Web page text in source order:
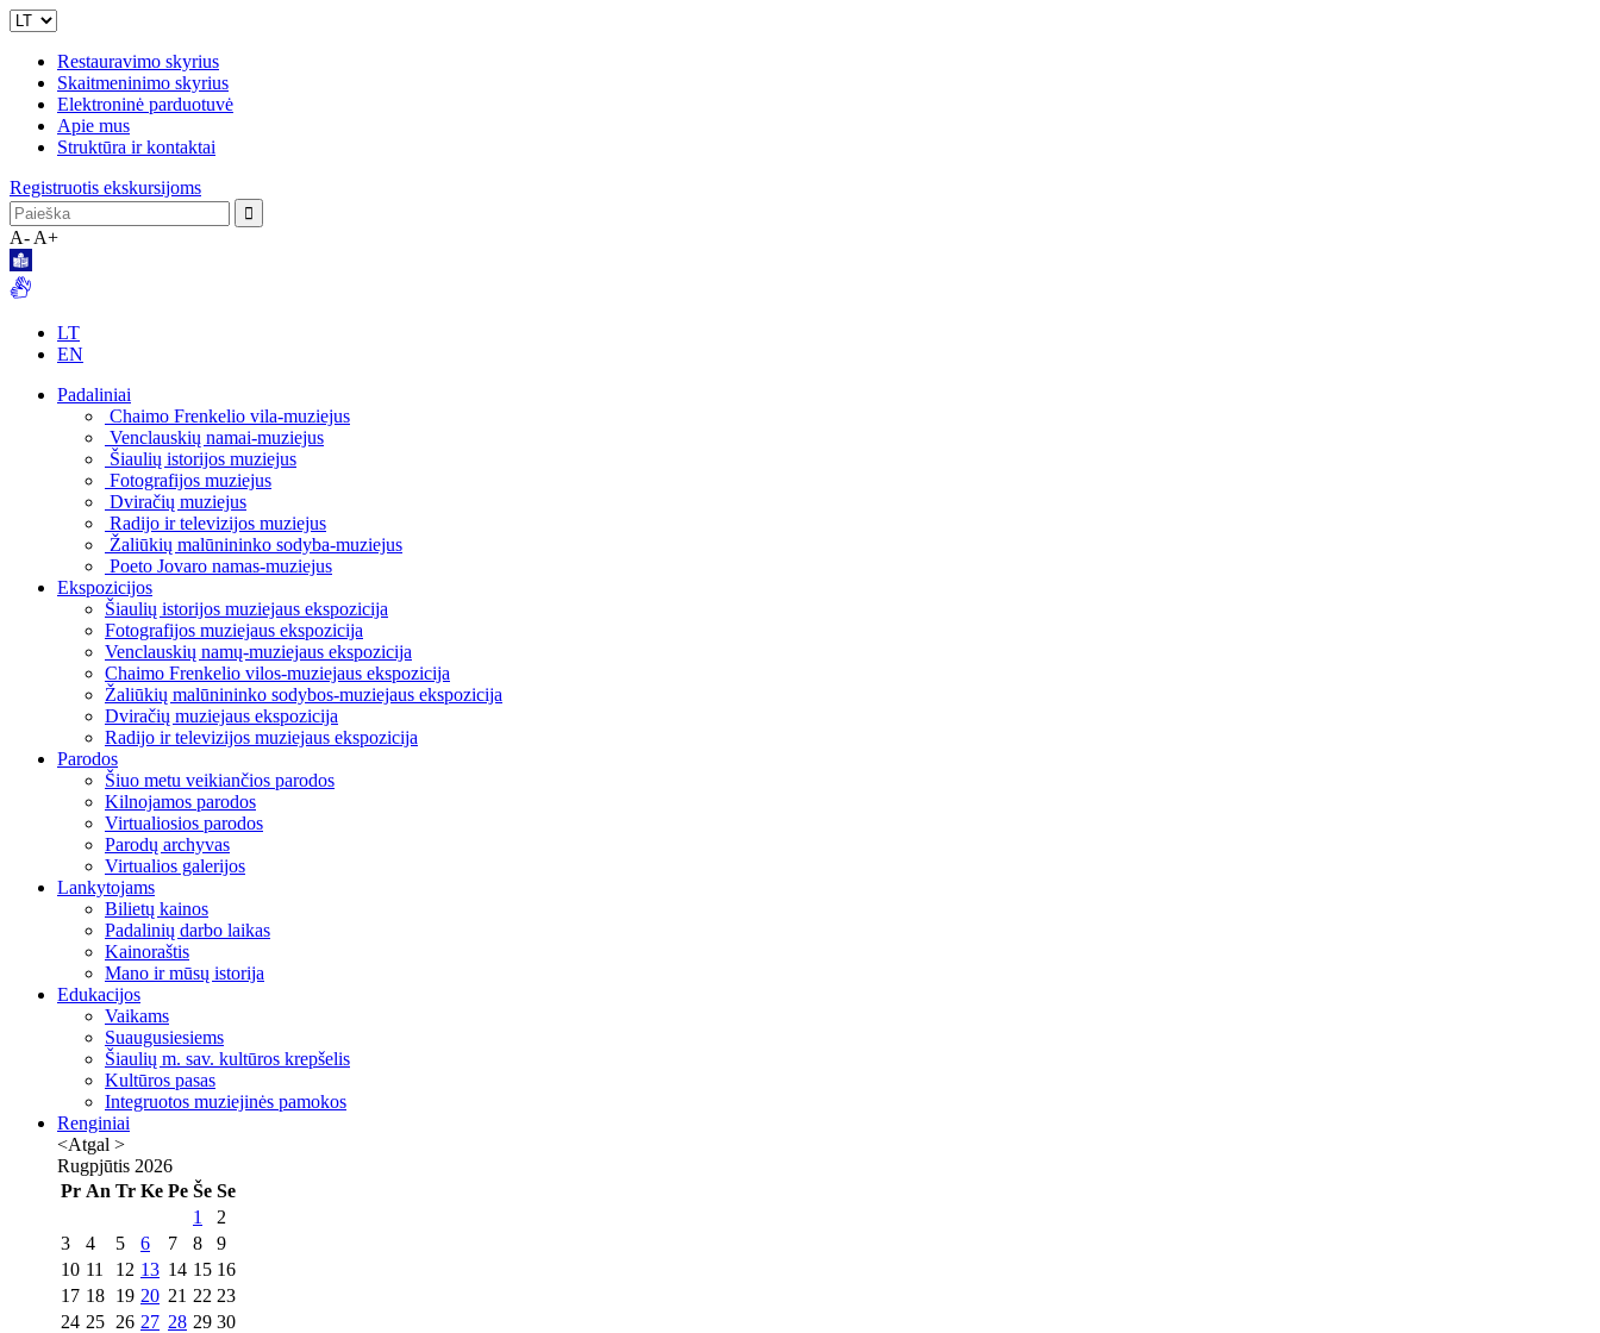
Restauravimo skyrius
Skaitmeninimo skyrius
Elektroninė parduotuvė
Apie mus
Struktūra ir kontaktai
Registruotis ekskursijoms
A- A+
LT
EN
Padaliniai
Chaimo Frenkelio vila-muziejus
Venclauskių namai-muziejus
Šiaulių istorijos muziejus
Fotografijos muziejus
Dviračių muziejus
Radijo ir televizijos muziejus
Žaliūkių malūnininko sodyba-muziejus
Poeto Jovaro namas-muziejus
Ekspozicijos
Šiaulių istorijos muziejaus ekspozicija
Fotografijos muziejaus ekspozicija
Venclauskių namų-muziejaus ekspozicija
Chaimo Frenkelio vilos-muziejaus ekspozicija
Žaliūkių malūnininko sodybos-muziejaus ekspozicija
Dviračių muziejaus ekspozicija
Radijo ir televizijos muziejaus ekspozicija
Parodos
Šiuo metu veikiančios parodos
Kilnojamos parodos
Virtualiosios parodos
Parodų archyvas
Virtualios galerijos
Lankytojams
Bilietų kainos
Padalinių darbo laikas
Kainoraštis
Mano ir mūsų istorija
Edukacijos
Vaikams
Suaugusiesiems
Šiaulių m. sav. kultūros krepšelis
Kultūros pasas
Integruotos muziejinės pamokos
Renginiai
<Atgal >
Rugpjūtis 2026
Pr An Tr Ke Pe Še Se
1
2
3
4 5 6 7 8
9
10 11 12 13 14 15 16
17 18 19 20 21 22 23
24 25 26 27 28 29 30